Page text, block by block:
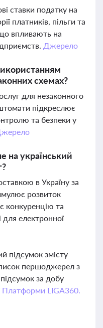
ставки податку на
платників, пільги та
що впливають на
Джерело
схемах?
для незаконного
підкреслює
та безпеки у
на український
в Україну за
розвиток
конкуренцію та
для електронної
підсумок змісту
першоджерел з
за добу
Платформи LIGA360.